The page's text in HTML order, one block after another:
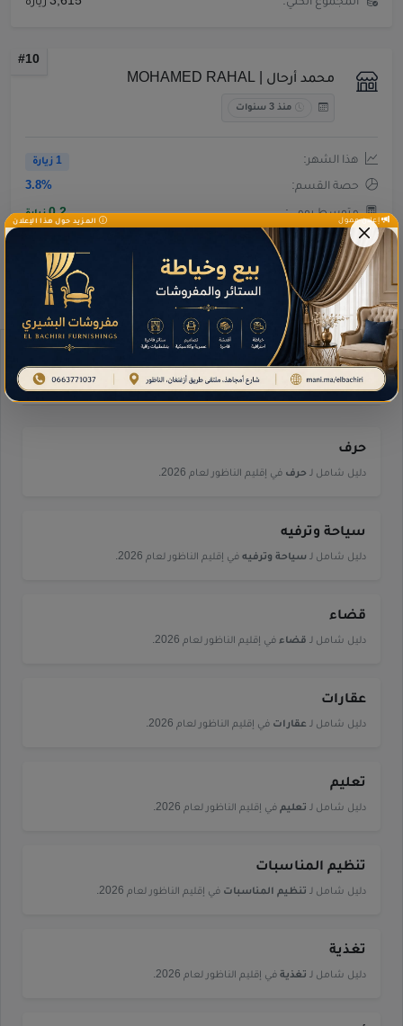
المجموع الكلي: 3,615 زيارة
#10
محمد أرحال | MOHAMED RAHAL
منذ 3 سنوات
هذا الشهر: 1 زيارة
حصة القسم: 3.8%
متوسط يومي: 0.2 زيارة
المجموع الكلي:
توضيف أقسام إضافية في الممرضون /
قطاع الشبه طبي والناظور
حرف
دليل شامل لـ حرف في إقليم الناظور لعام 2026.
سياحة وترفيه
دليل شامل لـ سياحة وترفيه في إقليم الناظور لعام 2026.
قضاء
دليل شامل لـ قضاء في إقليم الناظور لعام 2026.
عقارات
دليل شامل لـ عقارات في إقليم الناظور لعام 2026.
تعليم
دليل شامل لـ تعليم في إقليم الناظور لعام 2026.
تنظيم المناسبات
دليل شامل لـ تنظيم المناسبات في إقليم الناظور لعام 2026.
تغذية
دليل شامل لـ تغذية في إقليم الناظور لعام 2026.
إعلان ممول المزيد حول هذا الإعلان